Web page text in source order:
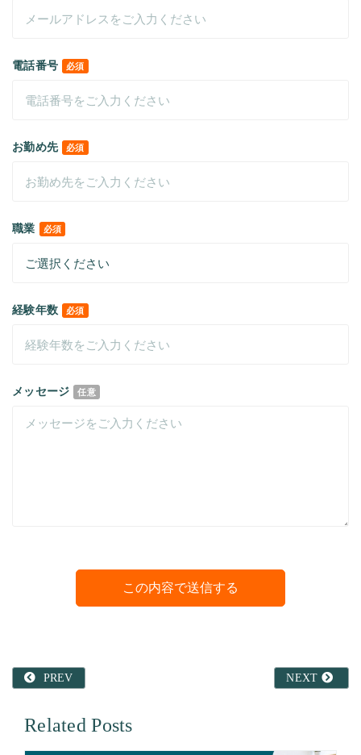
電話番号 必須
お勤め先 必須
職業 必須
経験年数 必須
メッセージ 任意
PREV NEXT
Related Posts